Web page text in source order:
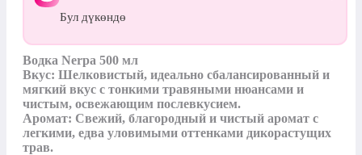
Бул дүкөндө
Водка Nerpa 500 мл
Вкус: Шелковистый, идеально сбалансированный и
мягкий вкус с тонкими травяными нюансами и
чистым, освежающим послевкусием.
Аромат: Свежий, благородный и чистый аромат с
легкими, едва уловимыми оттенками дикорастущих
трав.